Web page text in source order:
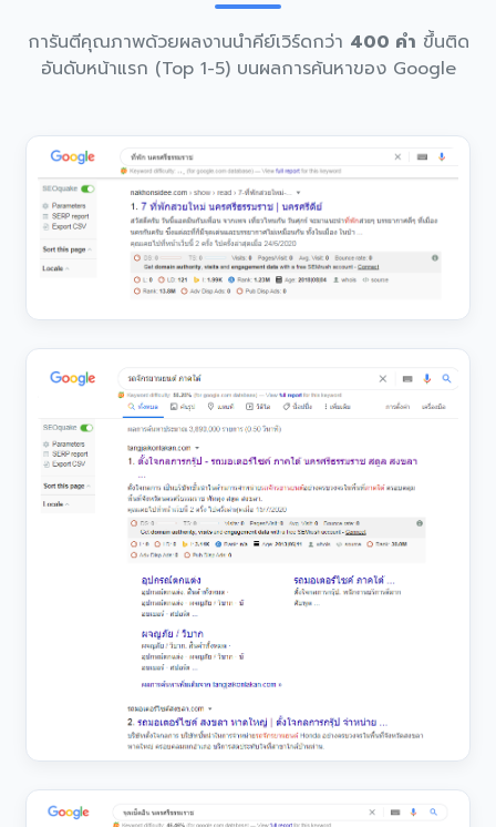
การันตีคุณภาพด้วยผลงานนำคีย์เวิร์ดกว่า 400 คำ ขึ้นติด
อันดับหน้าแรก (Top 1-5) บนผลการค้นหาของ Google